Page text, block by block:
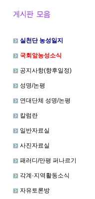
실천단 농성일지
국회앞농성소식
공지사항(향후일정)
성명/논평
연대단체 성명/논평
칼럼란
일반자료실
사진자료실
패러디/만평 퍼나르기
각계·지역활동소식
자유토론방